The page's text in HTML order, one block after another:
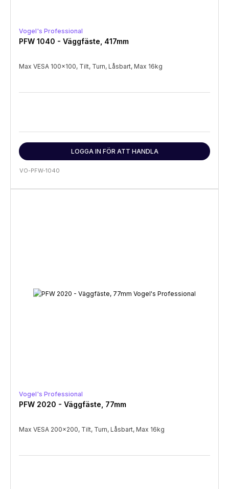
Vogel's Professional
PFW 1040 - Väggfäste, 417mm
Max VESA 100x100, Tilt, Turn, Låsbart, Max 16kg
LOGGA IN FÖR ATT HANDLA
VO-PFW-1040
Vogel's Professional
PFW 2020 - Väggfäste, 77mm
Max VESA 200x200, Tilt, Turn, Låsbart, Max 16kg